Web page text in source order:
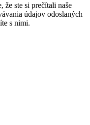
že ste si prečítali naše
údajov odoslaných
s nimi.